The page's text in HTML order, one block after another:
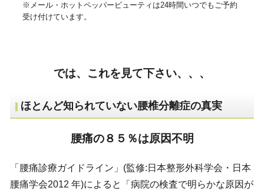
※メール・ホットペッパービューティは24時間いつでもご予約
受け付けています。
では、これを見て下さい、、、
ほとんど知られていない腰椎分離症の真実
腰痛の８５％は原因不明
「腰痛診療ガイドライン」(監修:日本整形外科学会・日本
腰痛学会2012 年)によると「病院の検査で明らかな原因が